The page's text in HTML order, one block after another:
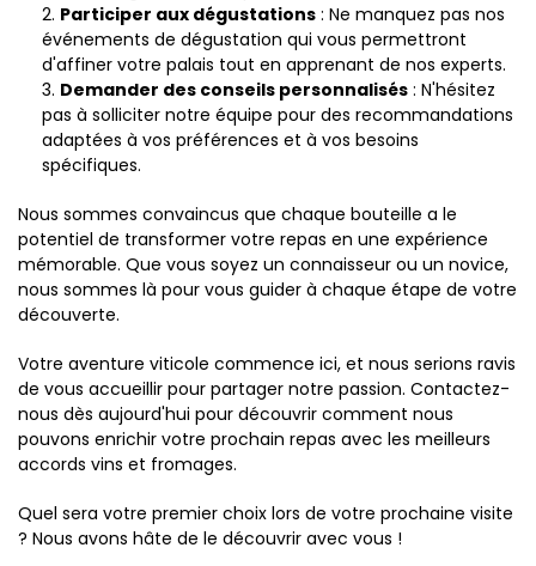
Participer aux dégustations : Ne manquez pas nos
événements de dégustation qui vous permettront
d'affiner votre palais tout en apprenant de nos experts.
Demander des conseils personnalisés : N'hésitez
pas à solliciter notre équipe pour des recommandations
adaptées à vos préférences et à vos besoins
spécifiques.
Nous sommes convaincus que chaque bouteille a le
potentiel de transformer votre repas en une expérience
mémorable. Que vous soyez un connaisseur ou un novice,
nous sommes là pour vous guider à chaque étape de votre
découverte.
Votre aventure viticole commence ici, et nous serions ravis
de vous accueillir pour partager notre passion. Contactez-
nous dès aujourd'hui pour découvrir comment nous
pouvons enrichir votre prochain repas avec les meilleurs
accords vins et fromages.
Quel sera votre premier choix lors de votre prochaine visite
? Nous avons hâte de le découvrir avec vous !